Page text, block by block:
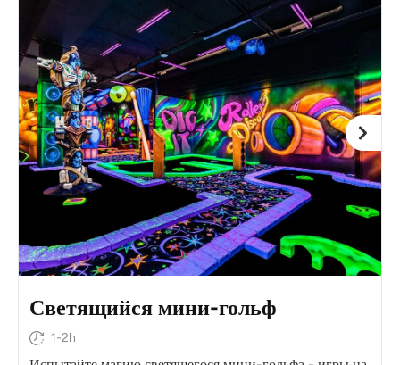
Светящийся мини-гольф
1-2h